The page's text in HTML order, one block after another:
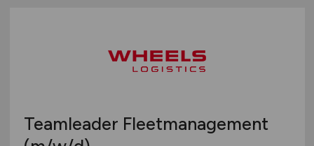
Teamleader Fleetmanagement